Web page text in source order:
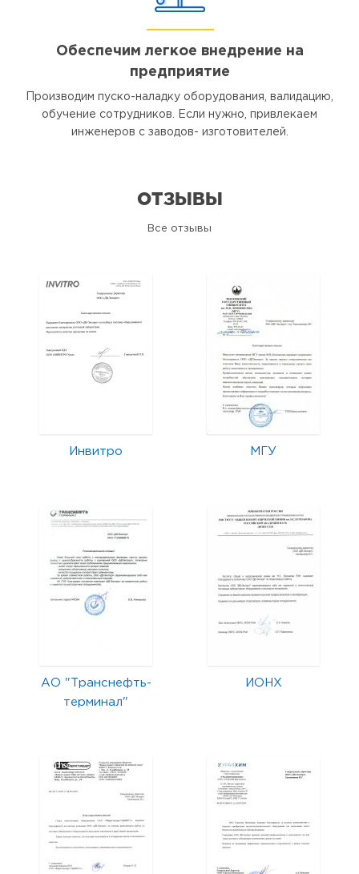
Обеспечим легкое внедрение на
предприятие
Производим пуско-наладку оборудования, валидацию,
обучение сотрудников. Если нужно, привлекаем
инженеров с заводов- изготовителей.
ОТЗЫВЫ
Все отзывы
Инвитро МГУ
АО "Транснефть-
терминал"
ИОНХ